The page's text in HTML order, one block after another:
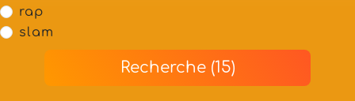
rap
slam
Recherche (15)